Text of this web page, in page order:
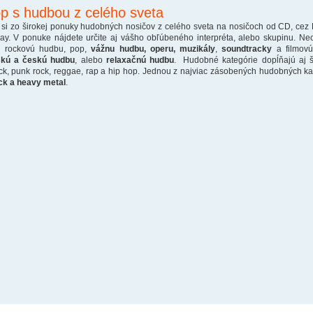
s hudbou z celého sveta
zo širokej ponuky hudobných nosičov z celého sveta na nosičoch od CD, cez
V ponuke nájdete určite aj vášho obľúbeného interpréta, alebo skupinu.
rockovú hudbu, pop,vážnu hudbu, operu, muzikály ,soundtracky a
a českú hudbu , alebo relaxačnú hudbu. Hudobné kategórie dopĺňajú aj
punk rock, reggae, rap a hip hop. Jednou z najviac zásobených hudobných
a heavy metal